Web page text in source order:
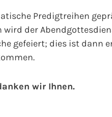
Predigtreihen
der
gefeiert; dies ist dann
wir Ihnen.